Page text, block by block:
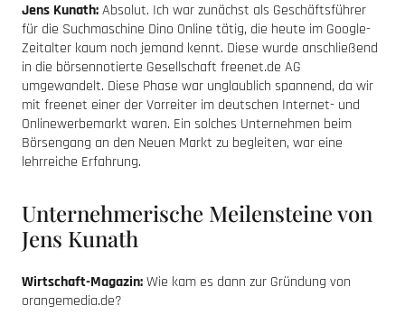
Jens Kunath:Absolut. Ich war zunächst als Geschäftsführer
für die Suchmaschine Dino Online tätig, die heute im Google-
Zeitalter kaum noch jemand kennt. Diese wurde anschließend
in die börsennotierte Gesellschaft freenet.de AG
umgewandelt. Diese Phase war unglaublich spannend, da wir
mit freenet einer der Vorreiter im deutschen Internet- und
Onlinewerbemarkt waren. Ein solches Unternehmen beim
Börsengang an den Neuen Markt zu begleiten, war eine
lehrreiche Erfahrung.
Unternehmerische Meilensteine von
Jens Kunath
Wirtschaft-Magazin:Wie kam es dann zur Gründung von
orangemedia.de?